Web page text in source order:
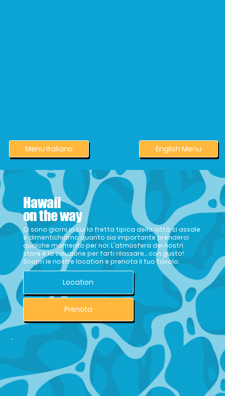
Hawaii
on the way
Ci sono giorni in cui la fretta tipica della città ci assale
e dimentichiamo quanto sia importante prenderci
qualche momento per noi. L'atmosfera dei nostri
store è la soluzione per farti rilassare… con gusto!
Scopri le nostre location e prenota il tuo tavolo.
Location
Prenota
Menu Italiano English Menu